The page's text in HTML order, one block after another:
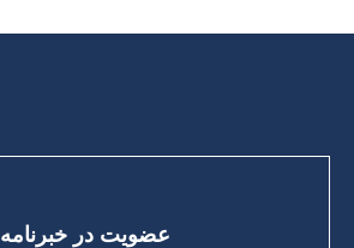
عضویت در خبرنامه